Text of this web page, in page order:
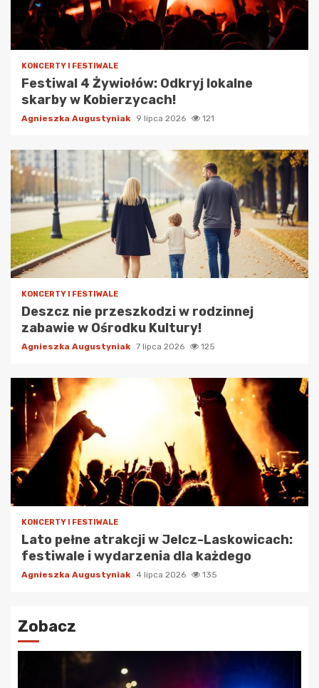
KONCERTY I FESTIWALE
Festiwal 4 Żywiołów: Odkryj lokalne
skarby w Kobierzycach!
Agnieszka Augustyniak 9 lipca 2026 121
KONCERTY I FESTIWALE
Deszcz nie przeszkodzi w rodzinnej
zabawie w Ośrodku Kultury!
Agnieszka Augustyniak 7 lipca 2026 125
KONCERTY I FESTIWALE
Lato pełne atrakcji w Jelcz-Laskowicach:
festiwale i wydarzenia dla każdego
Agnieszka Augustyniak 4 lipca 2026 135
Zobacz